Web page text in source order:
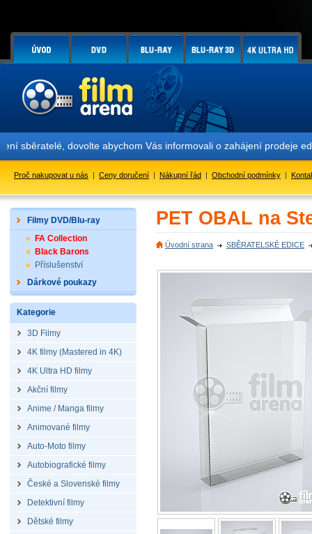
dovolte abychom Vás informovali o zahájení prodeje edic FAC
Proč nakupovat u nás | Ceny doručení | Nákupní řád | Obchodní podmínky |
Filmy DVD/Blu-ray
FA Collection
Black Barons
Příslušenství
Dárkové poukazy
Kategorie
3D Filmy
4K filmy (Mastered in 4K)
4K Ultra HD filmy
Akční filmy
Anime / Manga filmy
Animované filmy
Auto-Moto filmy
Autobiografické filmy
České a Slovenské filmy
Detektivní filmy
Dětské filmy
PET OBAL na
Úvodní strana SBĚRATELSKÉ EDICE